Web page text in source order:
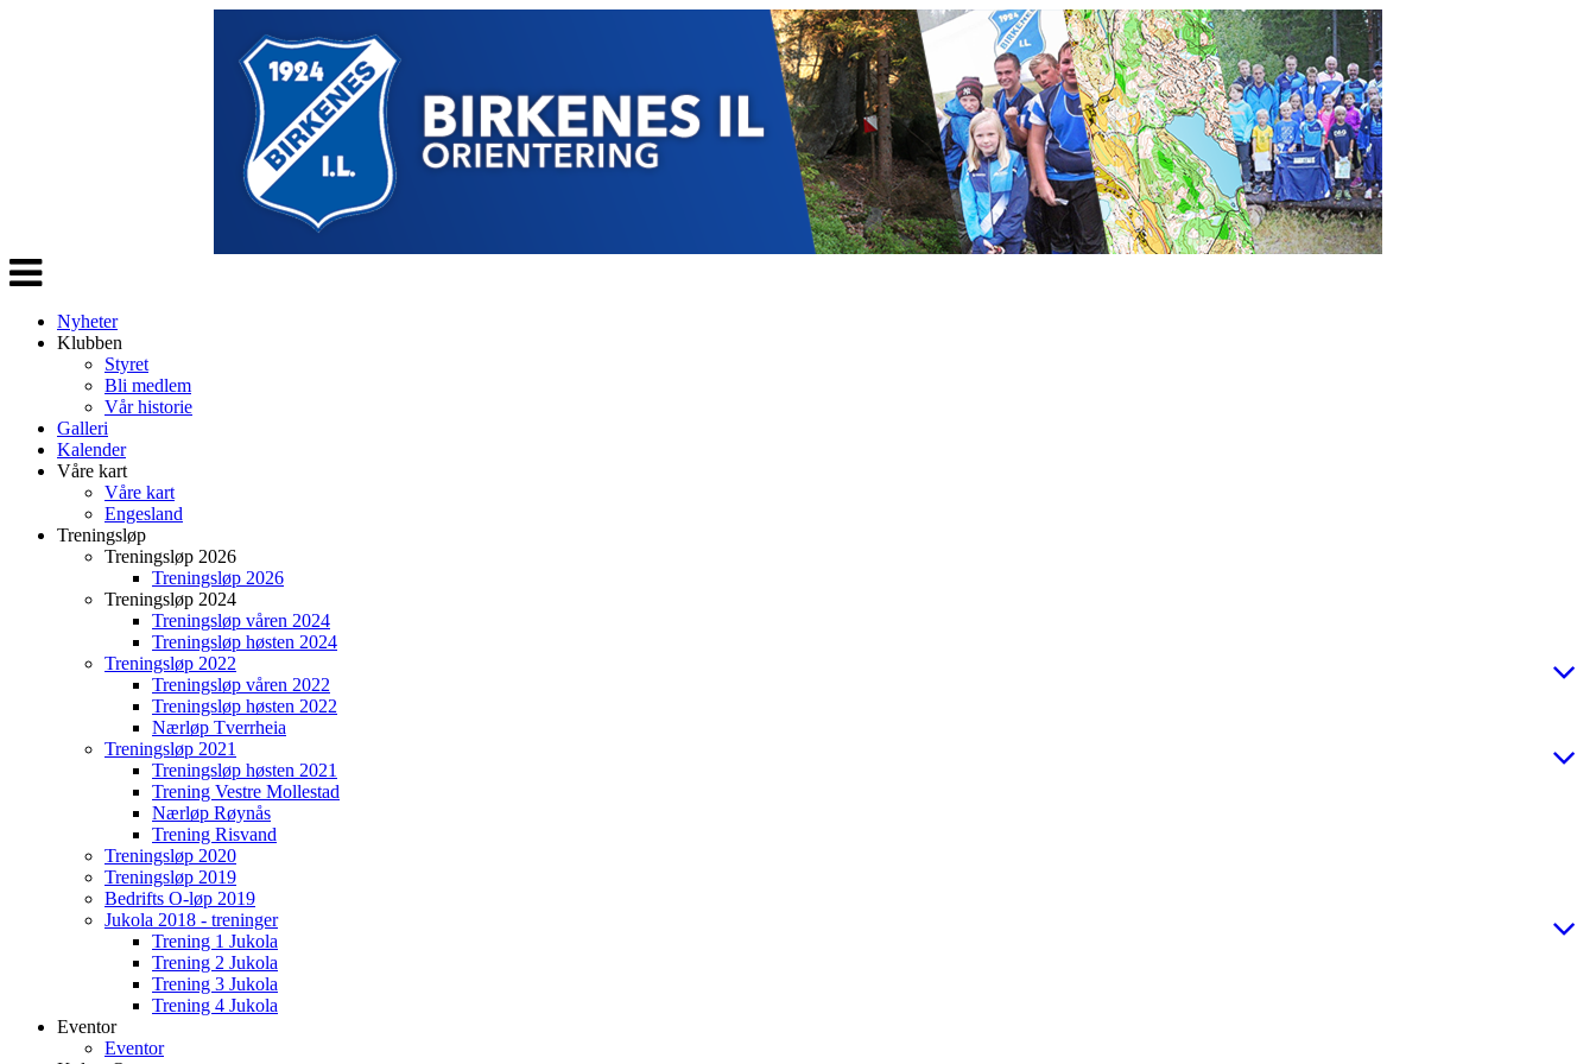
Veksle
navigasjon
Nyheter
Klubben
Styret
Bli medlem
Vår historie
Galleri
Kalender
Våre kart
Våre kart
Engesland
Treningsløp
Treningsløp 2026
Treningsløp 2026
Treningsløp 2024
Treningsløp våren 2024
Treningsløp høsten 2024
Treningsløp 2022
Treningsløp våren 2022
Treningsløp høsten 2022
Nærløp Tverrheia
Treningsløp 2021
Treningsløp høsten 2021
Trening Vestre Mollestad
Nærløp Røynås
Trening Risvand
Treningsløp 2020
Treningsløp 2019
Bedrifts O-løp 2019
Jukola 2018 - treninger
Trening 1 Jukola
Trening 2 Jukola
Trening 3 Jukola
Trening 4 Jukola
Eventor
Eventor